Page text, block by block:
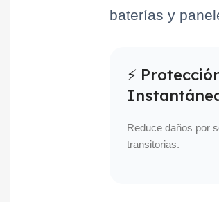
baterías y
⚡
Reduce daños por
transitorias.